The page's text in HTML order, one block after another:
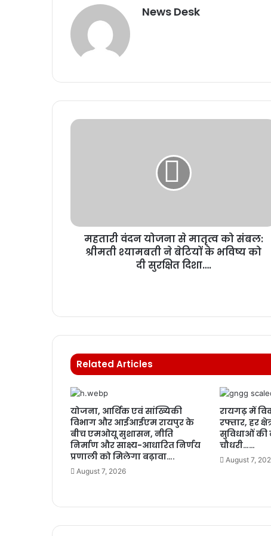
News Desk
महतारी वंदन योजना से मातृत्व को संबल:
श्रीमती श्यामबती ने बेटियों के भविष्य को
दी सुरक्षित दिशा….
Related Articles
योजना, आर्थिक एवं सांख्यिकी
विभाग और आईआईएम रायपुर के
बीच एमओयू सुशासन, नीति
निर्माण और साक्ष्य-आधारित निर्णय
प्रणाली को मिलेगा बढ़ावा….
August 7, 2026
रायगढ़ में
रफ्तार, हर
सुविधाओं की
चौधरी……
August 7,